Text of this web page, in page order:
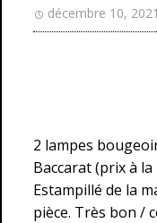
décembre 10, 2021
2 lampes
Baccarat (prix à
Estampillé de la
pièce. Très bon /